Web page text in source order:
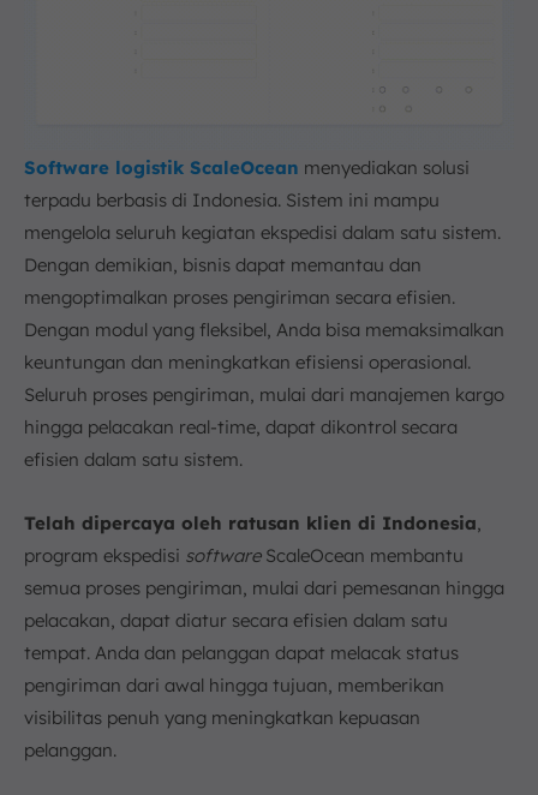
Software logistik ScaleOcean menyediakan solusi
terpadu berbasis di Indonesia. Sistem ini mampu
mengelola seluruh kegiatan ekspedisi dalam satu sistem.
Dengan demikian, bisnis dapat memantau dan
mengoptimalkan proses pengiriman secara efisien.
Dengan modul yang fleksibel, Anda bisa memaksimalkan
keuntungan dan meningkatkan efisiensi operasional.
Seluruh proses pengiriman, mulai dari manajemen kargo
hingga pelacakan real-time, dapat dikontrol secara
efisien dalam satu sistem.
Telah dipercaya oleh ratusan klien di Indonesia,
program ekspedisi software ScaleOcean membantu
semua proses pengiriman, mulai dari pemesanan hingga
pelacakan, dapat diatur secara efisien dalam satu
tempat. Anda dan pelanggan dapat melacak status
pengiriman dari awal hingga tujuan, memberikan
visibilitas penuh yang meningkatkan kepuasan
pelanggan.